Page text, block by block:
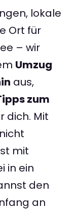
lokale
Ort für
– wir
Umzug
aus,
zum
dich. Mit
mit
in ein
den
an